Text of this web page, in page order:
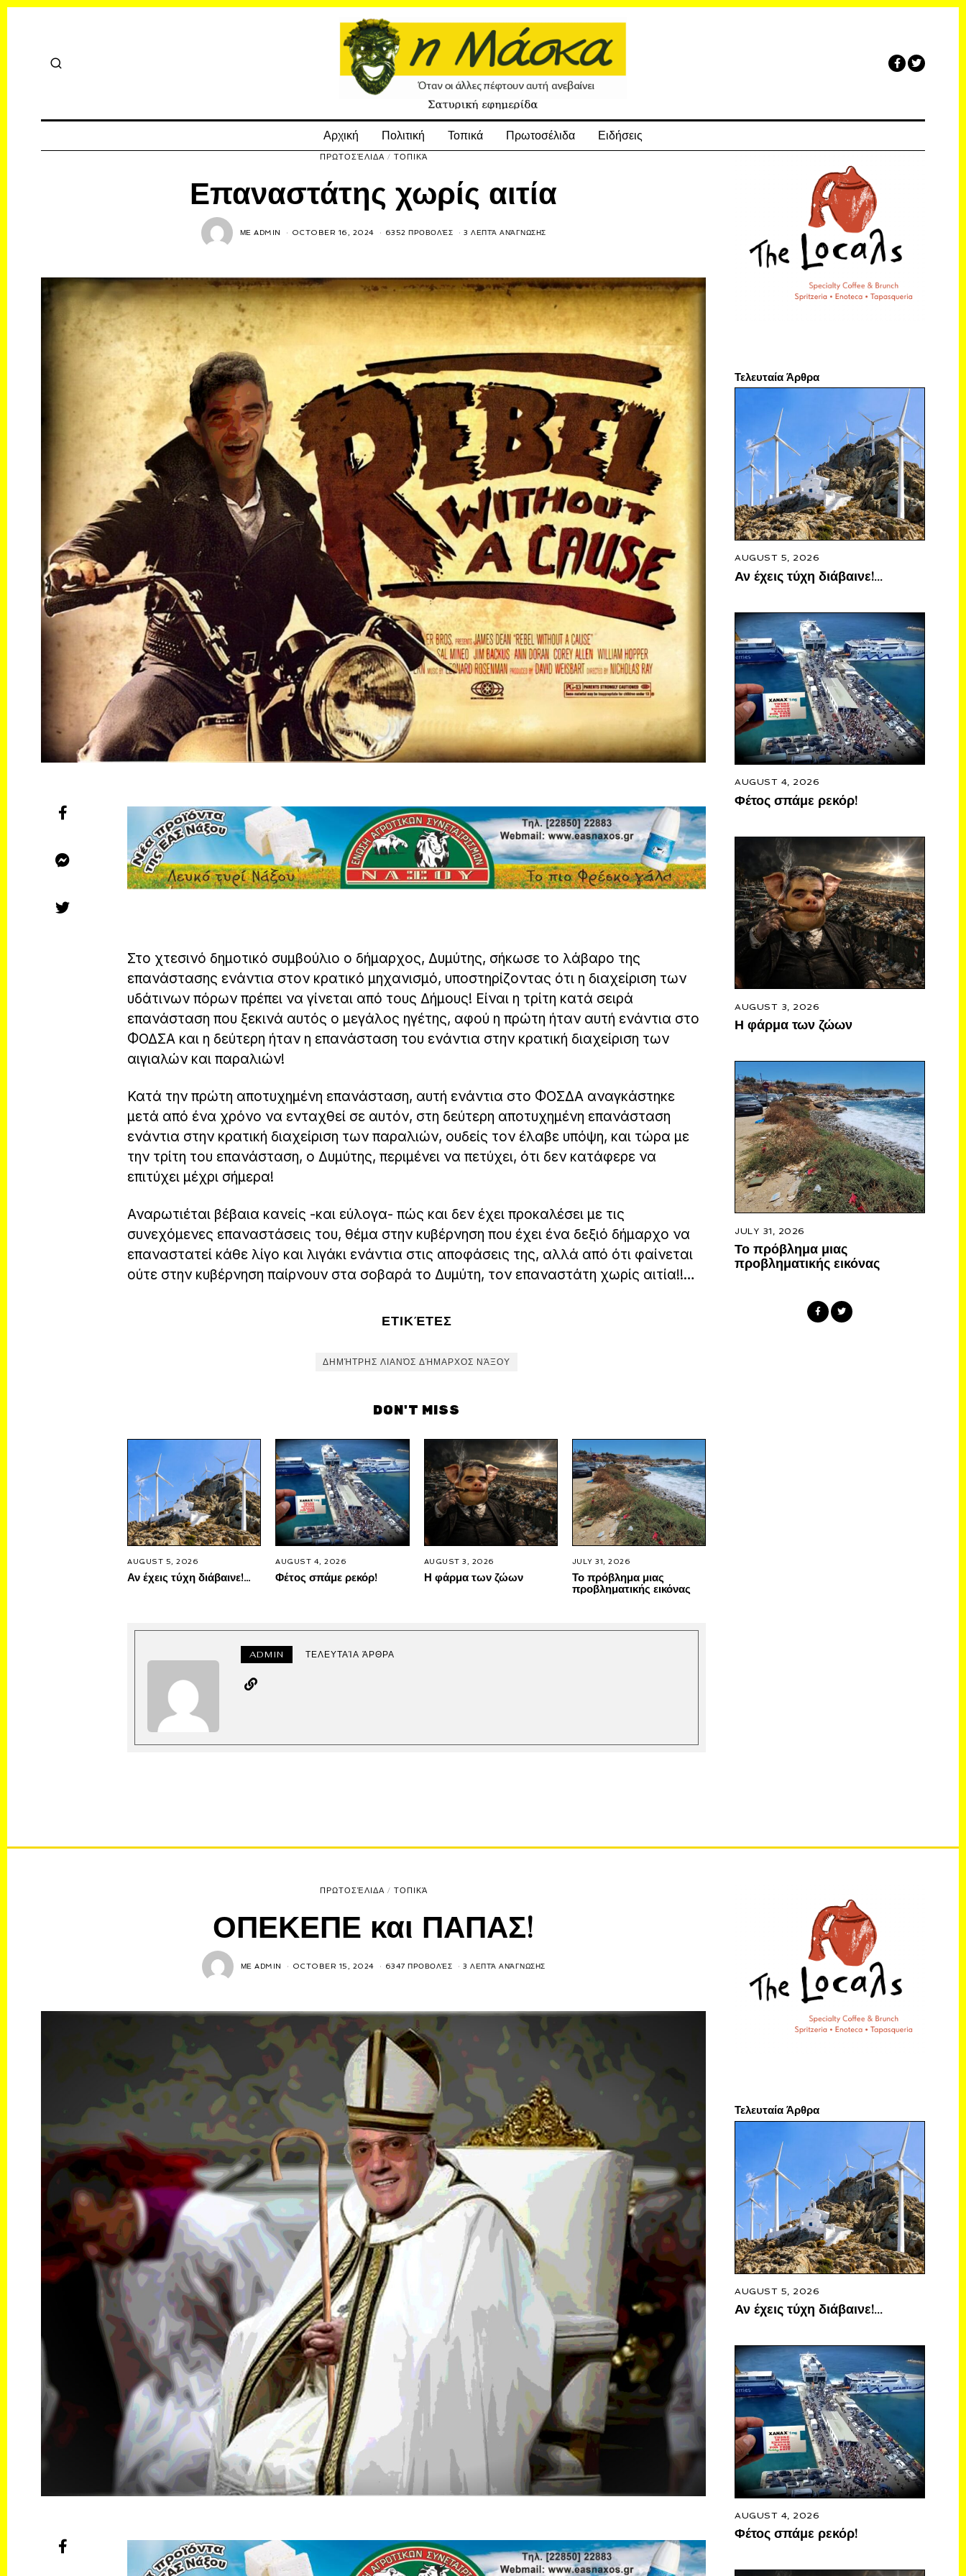
Αρχική Πολιτική Τοπικά Πρωτοσέλιδα Ειδήσεις
ΠΡΩΤΟΣΈΛΙΔΑ / ΤΟΠΙΚΆ
Επαναστάτης χωρίς αιτία
ΜΕ ADMIN OCTOBER 16, 2024 6352 ΠΡΟΒΟΛΈΣ 3 ΛΕΠΤΆ ΑΝΆΓΝΩΣΗΣ
Στο χτεσινό δημοτικό συμβούλιο ο δήμαρχος, Δυμύτης, σήκωσε το λάβαρο της
επανάστασης ενάντια στον κρατικό μηχανισμό, υποστηρίζοντας ότι η διαχείριση των
υδάτινων πόρων πρέπει να γίνεται από τους Δήμους! Είναι η τρίτη κατά σειρά
επανάσταση που ξεκινά αυτός ο μεγάλος ηγέτης, αφού η πρώτη ήταν αυτή ενάντια στο
ΦΟΔΣΑ και η δεύτερη ήταν η επανάσταση του ενάντια στην κρατική διαχείριση των
αιγιαλών και παραλιών!
Κατά την πρώτη αποτυχημένη επανάσταση, αυτή ενάντια στο ΦΟΣΔΑ αναγκάστηκε
μετά από ένα χρόνο να ενταχθεί σε αυτόν, στη δεύτερη αποτυχημένη επανάσταση
ενάντια στην κρατική διαχείριση των παραλιών, ουδείς τον έλαβε υπόψη, και τώρα με
την τρίτη του επανάσταση, ο Δυμύτης, περιμένει να πετύχει, ότι δεν κατάφερε να
επιτύχει μέχρι σήμερα!
Αναρωτιέται βέβαια κανείς -και εύλογα- πώς και δεν έχει προκαλέσει με τις
συνεχόμενες επαναστάσεις του, θέμα στην κυβέρνηση που έχει ένα δεξιό δήμαρχο να
επαναστατεί κάθε λίγο και λιγάκι ενάντια στις αποφάσεις της, αλλά από ότι φαίνεται
ούτε στην κυβέρνηση παίρνουν στα σοβαρά το Δυμύτη, τον επαναστάτη χωρίς αιτία!!…
ΕΤΙΚΈΤΕΣ
ΔΗΜΉΤΡΗΣ ΛΙΑΝΌΣ ΔΉΜΑΡΧΟΣ ΝΆΞΟΥ
DON'T MISS
AUGUST 5, 2026
Αν έχεις τύχη διάβαινε!…
AUGUST 4, 2026
Φέτος σπάμε ρεκόρ!
AUGUST 3, 2026
Η φάρμα των ζώων
JULY 31, 2026
Το πρόβλημα μιας
προβληματικής εικόνας
ADMIN ΤΕΛΕΥΤΑΊΑ ΆΡΘΡΑ
Τελευταία Άρθρα
AUGUST 5, 2026
Αν έχεις τύχη διάβαινε!…
AUGUST 4, 2026
Φέτος σπάμε ρεκόρ!
AUGUST 3, 2026
Η φάρμα των ζώων
JULY 31, 2026
Το πρόβλημα μιας
προβληματικής εικόνας
ΠΡΩΤΟΣΈΛΙΔΑ / ΤΟΠΙΚΆ
ΟΠΕΚΕΠΕ και ΠΑΠΑΣ!
ΜΕ ADMIN OCTOBER 15, 2024 6347 ΠΡΟΒΟΛΈΣ 3 ΛΕΠΤΆ ΑΝΆΓΝΩΣΗΣ
Τελευταία Άρθρα
AUGUST 5, 2026
Αν έχεις τύχη διάβαινε!…
AUGUST 4, 2026
Φέτος σπάμε ρεκόρ!